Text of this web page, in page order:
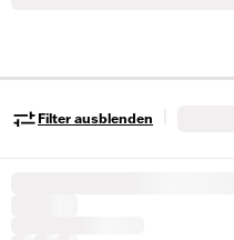
Filter ausblenden